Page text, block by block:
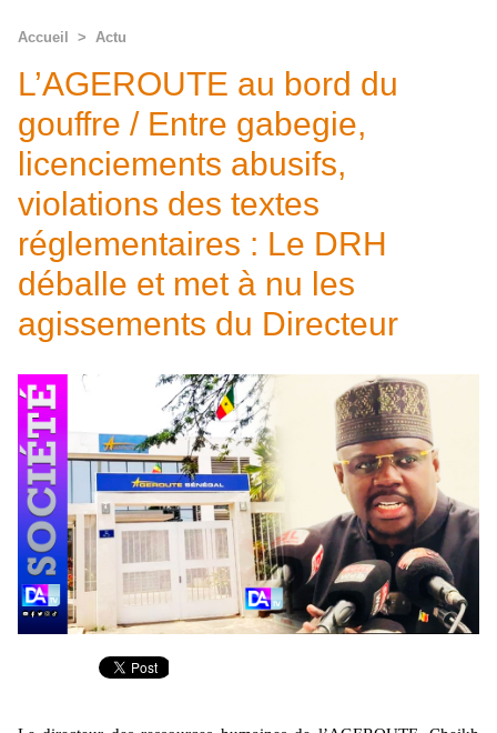
Accueil > Actu
L’AGEROUTE au bord du
gouffre / Entre gabegie,
licenciements abusifs,
violations des textes
réglementaires : Le DRH
déballe et met à nu les
agissements du Directeur